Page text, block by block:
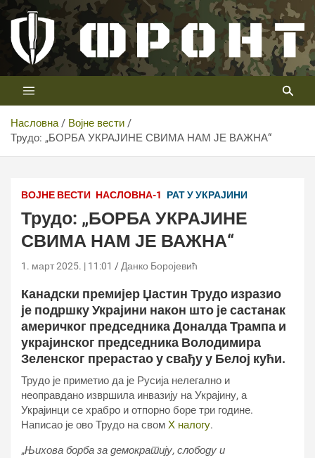
Скип
цонтент
Телевизија ФРОНТ
Први војни канал у Србији
Насловна
Војне вести
Трудо: „БОРБА УКРАЈИНЕ СВИМА НАМ ЈЕ ВАЖНА“
ВОЈНЕ ВЕСТИ НАСЛОВНА-1 РАТ У УКРАЈИНИ
Трудо: „БОРБА УКРАЈИНЕ
СВИМА НАМ ЈЕ ВАЖНА“
1. март 2025. | 11:01 Данко Боројевић
Канадски премијер Џастин Трудо изразио
је подршку Украјини након што је састанак
америчког председника Доналда Трампа и
украјинског председника Володимира
Зеленског прерастао у свађу у Белој кући.
Трудо је приметио да је Русија нелегално и
неоправдано извршила инвазију на Украјину, а
Украјинци се храбро и отпорно боре три године.
Написао је ово Трудо на свом Х налогу.
„Њихова борба за демократију, слободу и